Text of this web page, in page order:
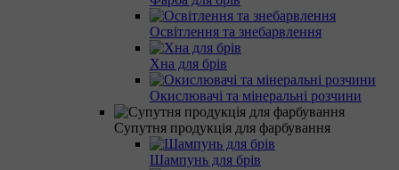
Освітлення та знебарвлення
Хна для брів
Окислювачі та мінеральні розчини
Супутня продукція для фарбування
Шампунь для брів